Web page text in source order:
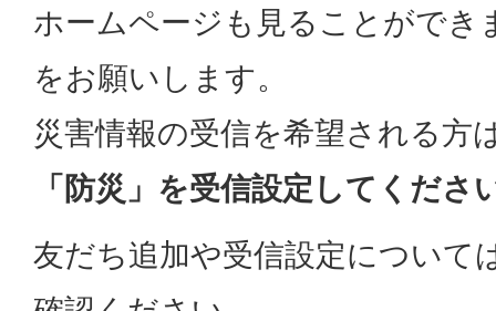
ホームページも見ることができ
をお願いします。
災害情報の受信を希望される方
「防災」を受信設定してくださ
友だち追加や受信設定について